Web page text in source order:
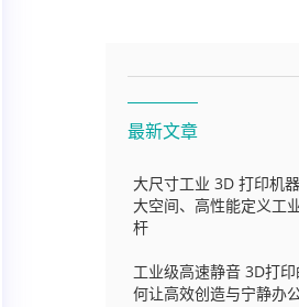
最新文章
大尺寸工业 3D 打印机
大空间、高性能定义工
杆
工业级高速静音 3D打
何让高效创造与宁静办